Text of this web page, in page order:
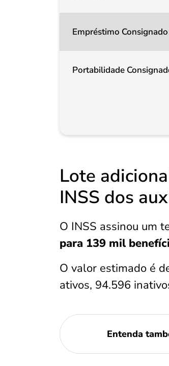
Empréstimo Consignado
Portabilidade
Lote
INSS dos
O INSS assinou um
para 139 mil
O valor estimado é
ativos, 94.596
Entenda